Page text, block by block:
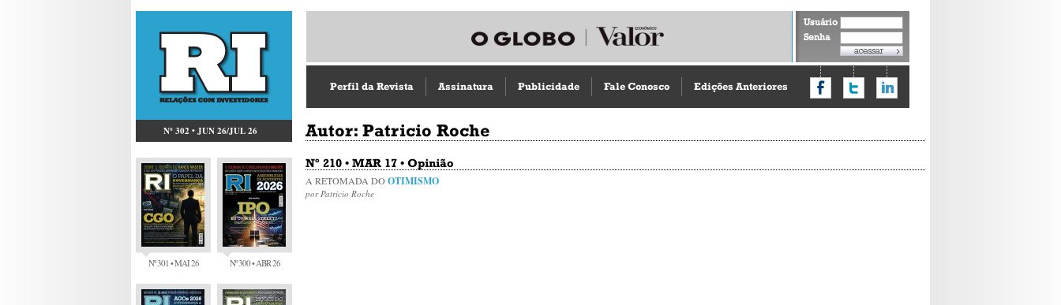
Nº 302 • JUN 26/JUL 26
Nº 301 • MAI 26 Nº 300 • ABR 26
Usuário
Senha
Perfil da Revista Assinatura Publicidade Fale Conosco Edições Anteriores
Autor: Patricio Roche
Nº 210 • MAR 17 • Opinião
A RETOMADA DOOTIMISMO
por Patricio Roche